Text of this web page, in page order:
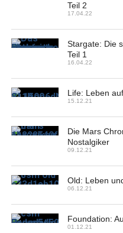
Teil 2
17.04.22
Stargate: Die
Teil 1
16.04.22
Life: Leben
15.12.21
Die Mars
Nostalgiker
09.12.21
Old: Leben
06.12.21
Foundation:
01.12.21